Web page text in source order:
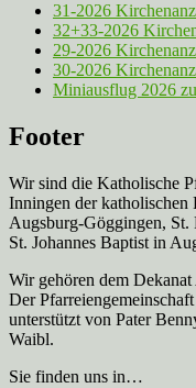
31-2026
32+33-2026
29-2026
30-2026
Miniausflug 2026
Footer
Wir sind die Katholische
Inningen der katholischen
Augsburg-Göggingen, St.
St. Johannes Baptist in
Wir gehören dem
Der
unterstützt von Pater
Waibl.
Sie finden uns in…